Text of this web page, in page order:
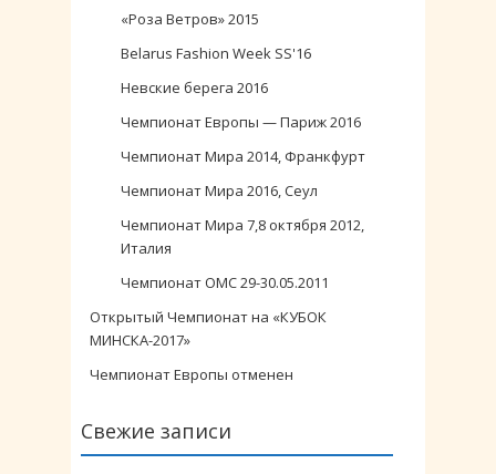
«Роза Ветров» 2015
Belarus Fashion Week SS'16
Невские берега 2016
Чемпионат Европы — Париж 2016
Чемпионат Мира 2014, Франкфурт
Чемпионат Мира 2016, Сеул
Чемпионат Мира 7,8 октября 2012,
Италия
Чемпионат ОМС 29-30.05.2011
Открытый Чемпионат на «КУБОК
МИНСКА-2017»
Чемпионат Европы отменен
Свежие записи